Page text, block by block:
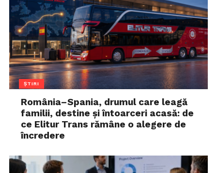
ȘTIRI
România–Spania, drumul care leagă
familii, destine și întoarceri acasă: de
ce Elitur Trans rămâne o alegere de
încredere